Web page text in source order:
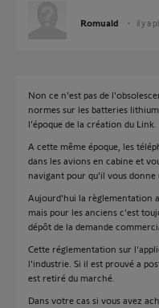
Romuald il y a
Non ce n'est pas de
normes sur les batteries
l'époque de la création du Link.
A cette même époque, les
dans les avions en cabine et
navigant pour qu'il vous donne
Aujourd'hui la règlementation
mais pour les anciens c'est
dépôt de la demande
Cette réglementation sur
l'industrie. Si il est prouvé a
est retiré du marché.
Dans votre cas si vous avez